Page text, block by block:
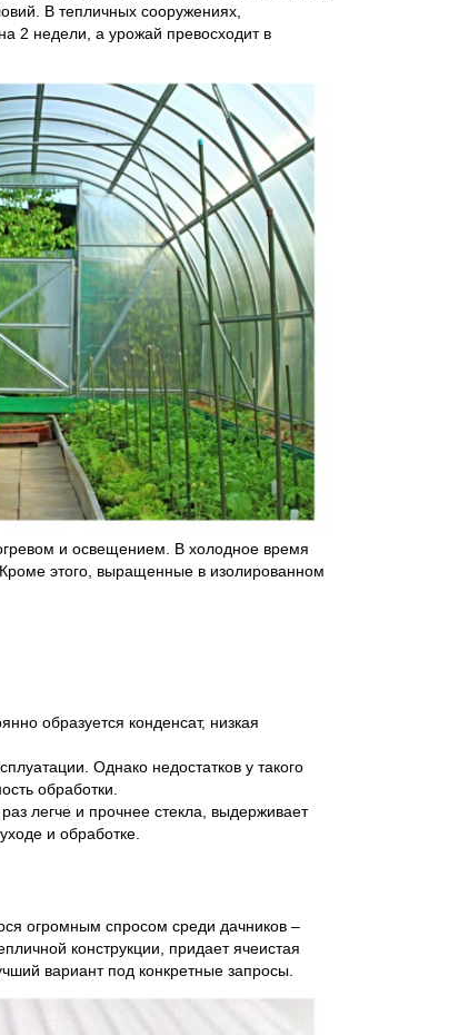
В тепличных сооружениях,
2 недели, а урожай превосходит в
и освещением. В холодное время
этого, выращенные в изолированном
образуется конденсат, низкая
Однако недостатков у такого
обработки.
легче и прочнее стекла, выдерживает
и обработке.
огромным спросом среди дачников –
конструкции, придает ячеистая
вариант под конкретные запросы.